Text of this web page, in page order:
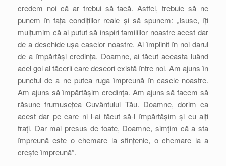
credem noi că ar trebui să facă. Astfel, trebuie să ne
punem în fața condițiilor reale și să spunem: „Isuse, îți
mulțumim că ai putut să inspiri familiilor noastre acest dar
de a deschide ușa caselor noastre. Ai împlinit în noi darul
de a împărtăși credința. Doamne, ai făcut aceasta luând
acel gol al tăcerii care deseori există între noi. Am ajuns în
punctul de a ne putea ruga împreună în casele noastre.
Am ajuns să împărtășim credința. Am ajuns să facem să
răsune frumusețea Cuvântului Tău. Doamne, dorim ca
acest dar pe care ni l-ai făcut să-l împărtășim și cu alți
frați. Dar mai presus de toate, Doamne, simțim că a sta
împreună este o chemare la sfințenie, o chemare la a
crește împreună”.